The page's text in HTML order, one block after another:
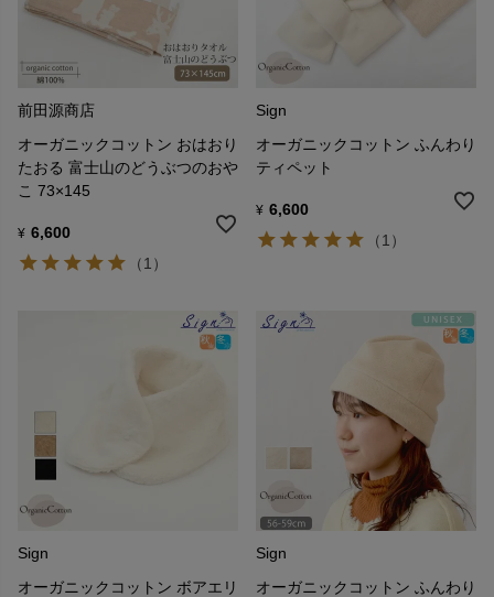
前田源商店
オーガニックコットン おはおり
たおる 富士山のどうぶつのおや
こ 73×145
¥ 6,600
（1）
Sign
オーガニックコットン ふんわり
ティペット
¥ 6,600
（1）
Sign
オーガニックコットン ボアエリ
Sign
オーガニックコットン ふんわり